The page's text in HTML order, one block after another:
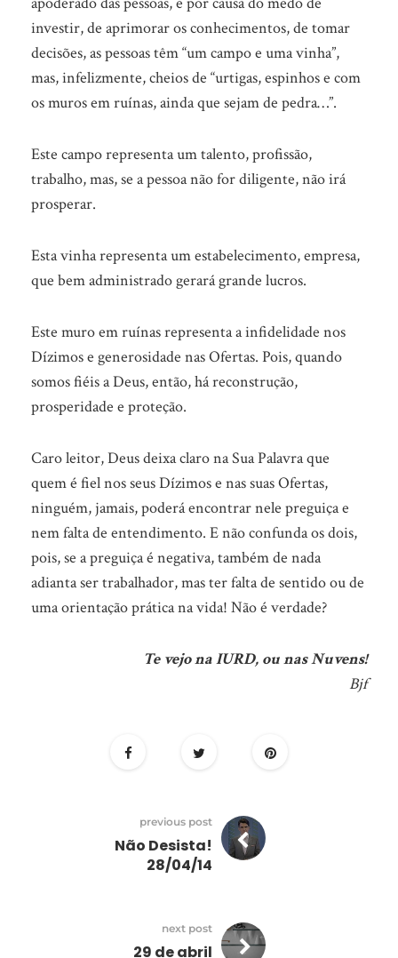
investir, de aprimorar os conhecimentos, de tomar
decisões, as pessoas têm “um campo e uma vinha”,
mas, infelizmente, cheios de “urtigas, espinhos e com
os muros em ruínas, ainda que sejam de pedra…”.
Este campo representa um talento, profissão,
trabalho, mas, se a pessoa não for diligente, não irá
prosperar.
Esta vinha representa um estabelecimento, empresa,
que bem administrado gerará grande lucros.
Este muro em ruínas representa a infidelidade nos
Dízimos e generosidade nas Ofertas. Pois, quando
somos fiéis a Deus, então, há reconstrução,
prosperidade e proteção.
Caro leitor, Deus deixa claro na Sua Palavra que
quem é fiel nos seus Dízimos e nas suas Ofertas,
ninguém, jamais, poderá encontrar nele preguiça e
nem falta de entendimento. E não confunda os dois,
pois, se a preguiça é negativa, também de nada
adianta ser trabalhador, mas ter falta de sentido ou de
uma orientação prática na vida! Não é verdade?
Te vejo na IURD, ou nas Nuvens!
Bjf
previous post
Não Desista!
28/04/14
next post
29 de abril